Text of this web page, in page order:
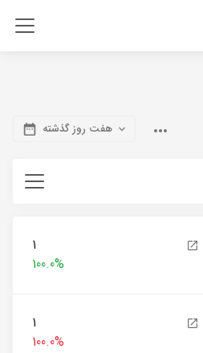
هفت روز گذشته
1
100.0%
1
100.0%